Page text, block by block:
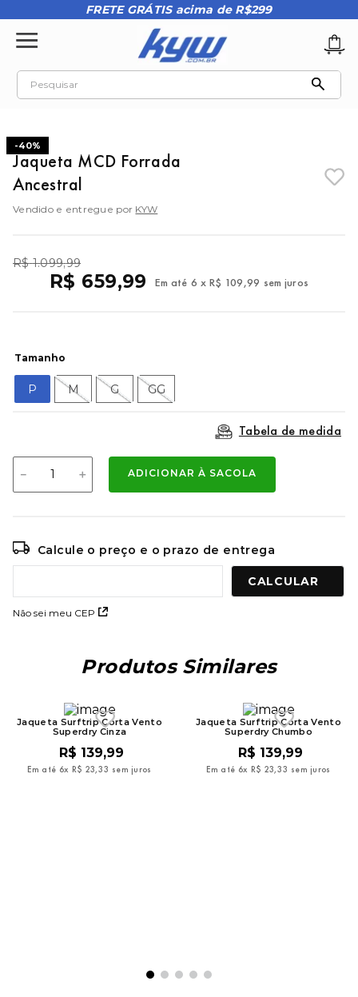
FRETE GRÁTIS acima de R$299
Pesquisar
-40%
Jaqueta MCD Forrada
Ancestral
Vendido e entregue por KYW
R$ 1.099,99
R$ 659,99 Em até 6 x R$ 109,99 sem juros
Tamanho
P M G GG
Tabela de medida
＋
－ ADICIONAR À SACOLA
Calcule o preço e o prazo de entrega
Não sei meu CEP
Produtos Similares
Jaqueta Surftrip Corta Vento
Superdry Cinza
R$ 139,99
Em até 6x R$ 23,33 sem juros
Jaqueta Surftrip Corta Vento
Superdry Chumbo
R$ 139,99
Em até 6x R$ 23,33 sem juros
1º
2º oakley
tenis
9º mochila oakley
10 moletom